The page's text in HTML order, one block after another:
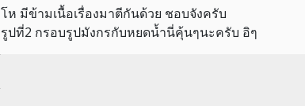
โห มีข้ามเนื้อเรื่องมาตีกันด้วย ชอบจังครับ
รูปที่2 กรอบรูปมังกรกับหยดน้ำนี่คุ้นๆนะครับ อิๆ